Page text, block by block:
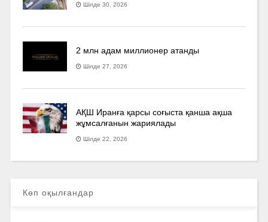
Шілде 30, 2026
2 млн адам миллионер атанды
Шілде 27, 2026
АҚШ Иранға қарсы соғыста қанша ақша
жұмсалғанын жариялады
Шілде 22, 2026
Көп оқылғандар